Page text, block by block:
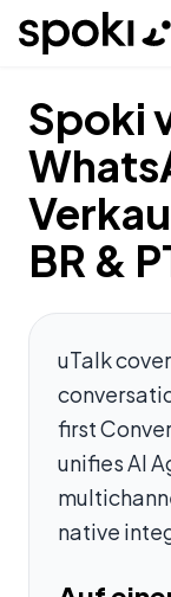
Spoki
Spoki
BR &
uTalk
first
unifies AI
native